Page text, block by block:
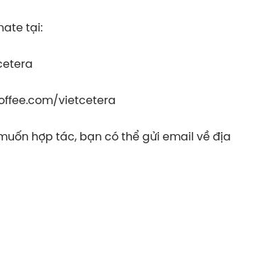
tại:
vietcetera
hợp tác, bạn có thể gửi email về địa